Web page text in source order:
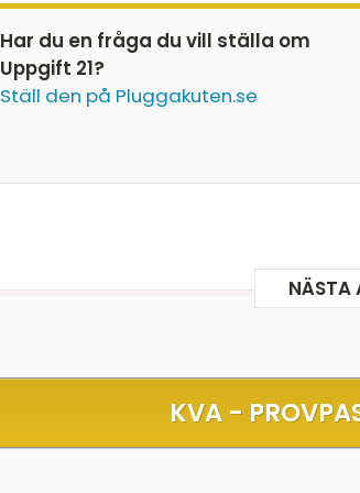
Har du en fråga du vill ställa om
Uppgift 21?
Ställ den på Pluggakuten.se
NÄSTA
KVA -